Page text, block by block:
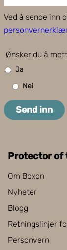
Ved å sende inn
Ønsker du å
Ja
Nei
Send inn
Protector of
Om Boxon
Nyheter
Blogg
Retningslinjer
Personvern